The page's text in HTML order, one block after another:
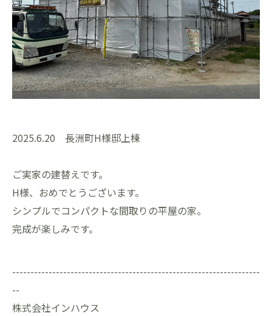
2025.6.20 長洲町H様邸上棟
ご実家の建替えです。
H様、おめでとうございます。
シンプルでコンパクトな間取りの平屋の家。
完成が楽しみです。
--------------------------------------------------------------------
--
株式会社インハウス